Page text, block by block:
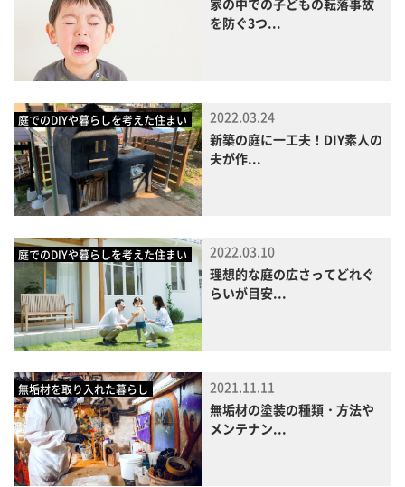
家の中での子どもの転落事故
を防ぐ3つ...
庭でのDIYや暮らしを考えた住まい
2022.03.24
新築の庭に一工夫！DIY素人の
夫が作...
庭でのDIYや暮らしを考えた住まい
2022.03.10
理想的な庭の広さってどれぐ
らいが目安...
無垢材を取り入れた暮らし
2021.11.11
無垢材の塗装の種類・方法や
メンテナン...